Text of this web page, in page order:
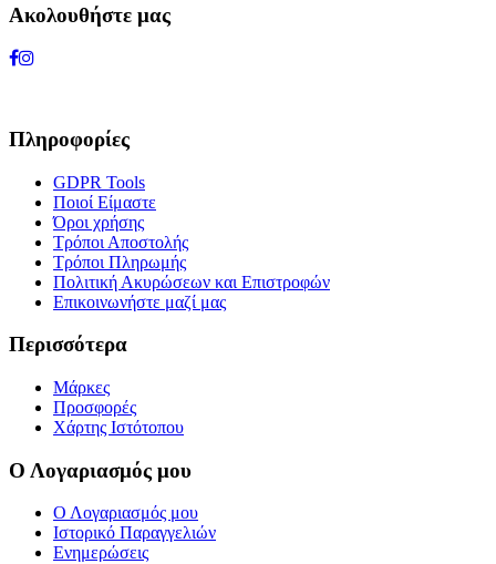
Ακολουθήστε μας
Πληροφορίες
GDPR Tools
Ποιοί Είμαστε
Όροι χρήσης
Τρόποι Αποστολής
Τρόποι Πληρωμής
Πολιτική Ακυρώσεων και Επιστροφών
Επικοινωνήστε μαζί μας
Περισσότερα
Μάρκες
Προσφορές
Χάρτης Ιστότοπου
Ο Λογαριασμός μου
Ο Λογαριασμός μου
Ιστορικό Παραγγελιών
Ενημερώσεις